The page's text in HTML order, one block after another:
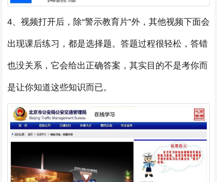
4、视频打开后，除“警示教育片”外，其他视频下面会
出现课后练习，都是选择题。答题过程很轻松，答错
也没关系，它会给出正确答案，其实目的不是考你而
是让你知道这些知识而已。